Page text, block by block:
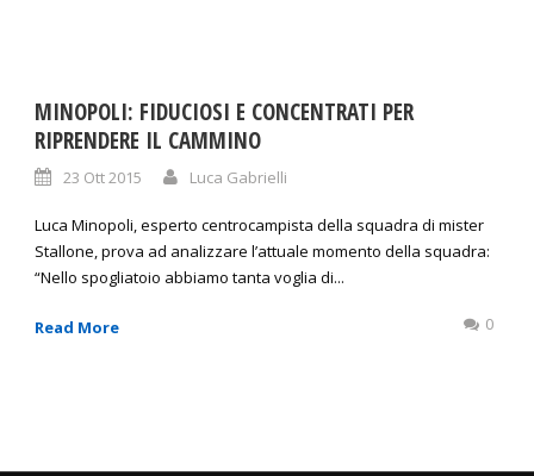
MINOPOLI: FIDUCIOSI E CONCENTRATI PER
RIPRENDERE IL CAMMINO
23 Ott 2015 Luca Gabrielli
Luca Minopoli, esperto centrocampista della squadra di mister
Stallone, prova ad analizzare l’attuale momento della squadra:
“Nello spogliatoio abbiamo tanta voglia di...
Read More 0